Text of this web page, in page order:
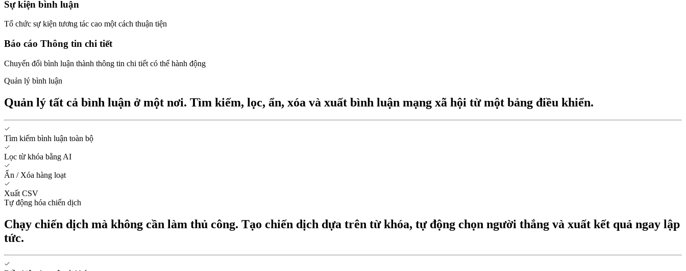
Sự kiện bình luận
Tổ chức sự kiện tương tác cao một cách thuận tiện
Báo cáo Thông tin chi tiết
Chuyển đổi bình luận thành thông tin chi tiết có thể hành động
Quản lý bình luận
Quản lý tất cả bình luận ở một nơi. Tìm kiếm, lọc, ẩn, xóa và xuất bình luận mạng xã hội từ một bảng điều khiển.
Tìm kiếm bình luận toàn bộ
Lọc từ khóa bằng AI
Ẩn / Xóa hàng loạt
Xuất CSV
Tự động hóa chiến dịch
Chạy chiến dịch mà không cần làm thủ công. Tạo chiến dịch dựa trên từ khóa, tự động chọn người thắng và xuất kết quả ngay lập
tức.